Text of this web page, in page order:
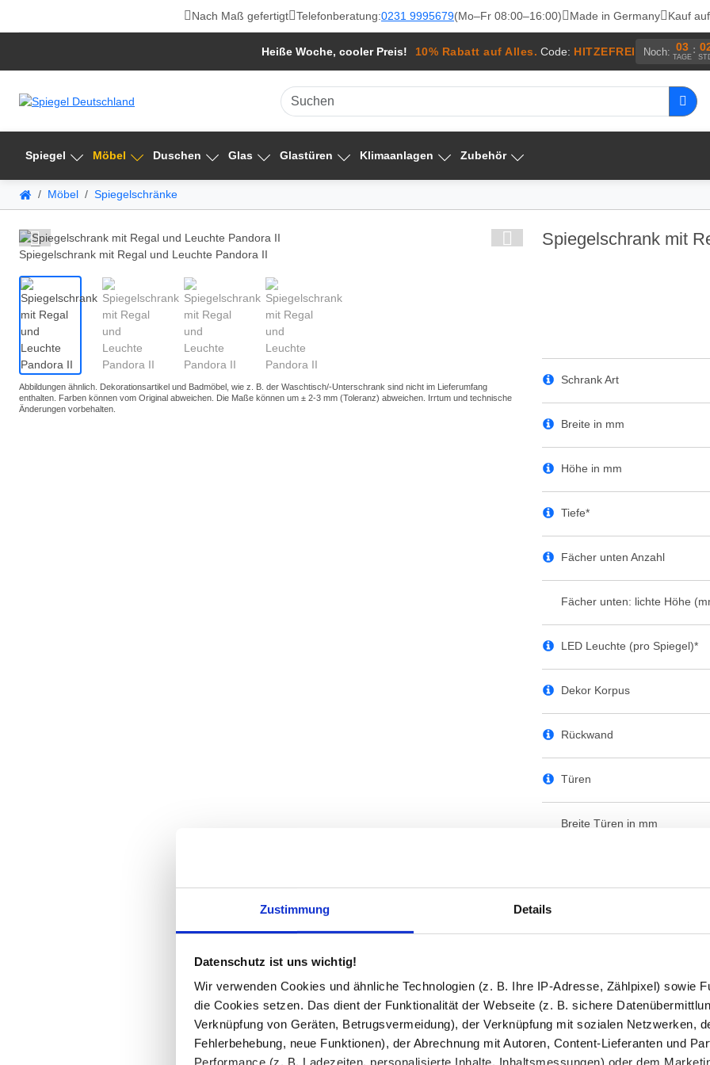
Zustimmung Details
Datenschutz ist uns wichtig!
Wir verwenden Cookies und ähnliche Technologien (z. B. Ihre IP-Adresse, Zählpixel) sowie
die Cookies setzen. Das dient der Funktionalität der Webseite (z. B. sichere
Verknüpfung von Geräten, Betrugsvermeidung), der Verknüpfung mit sozialen Netzwerken,
Fehlerbehebung, neue Funktionen), der Abrechnung mit Autoren, Content-Lieferanten und
Performance (z. B. Ladezeiten, personalisierte Inhalte, Inhaltsmessungen) oder dem
Nach Maß gefertigt Telefonberatung:0231 9995679(Mo–Fr 08:00–16:00) Made in Germany Kauf
Heiße Woche, cooler Preis! 10% Rabatt auf Alles. Code: HITZEFREI Noch: 03
TAGE
:
Spiegel Möbel Duschen Glas Glastüren Klimaanlagen Zubehör
Möbel Spiegelschränke
Spiegelschrank mit Regal und Leuchte Pandora II
Spiegelschrank mit
Schrank Art
Breite in mm
Höhe in mm
Tiefe*
Fächer unten Anzahl
Fächer unten: lichte Höhe
LED Leuchte (pro Spiegel)*
Dekor Korpus
Rückwand
Türen
Breite Türen in mm
Holzböden (Korpus-Dekor)
Schalter/Sensor/Dimmer